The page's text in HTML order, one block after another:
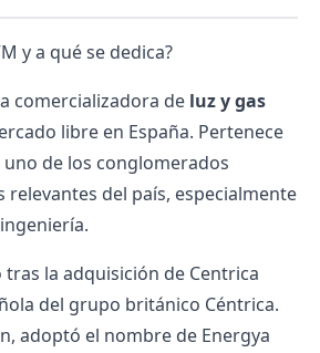
y a qué se dedica?
comercializadora de luz y gas
libre en España. Pertenece
de los conglomerados
relevantes del país, especialmente
tras la adquisición de Centrica
del grupo británico Céntrica.
adoptó el nombre de Energya